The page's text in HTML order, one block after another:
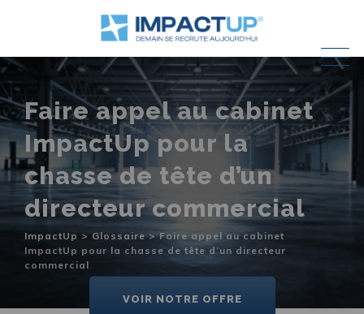
Faire appel au cabinet
ImpactUp pour la
chasse de tête d’un
directeur commercial
ImpactUp > Glossaire >Faire appel au cabinet
ImpactUp pour la chasse de tête d’un directeur
commercial
VOIR NOTRE OFFRE